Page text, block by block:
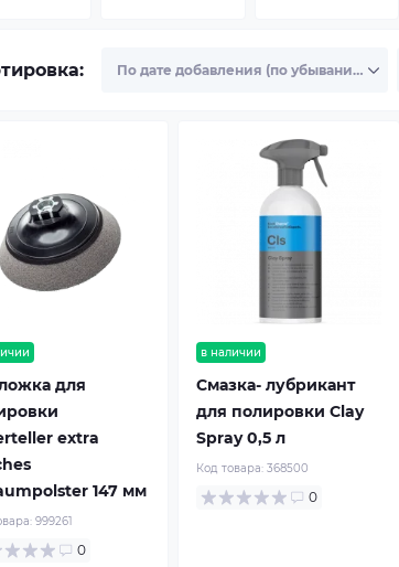
для
extra
147 мм
999261
0
в наличии
Смазка- лубрикант
для полировки Clay
Spray 0,5 л
Код товара: 368500
0